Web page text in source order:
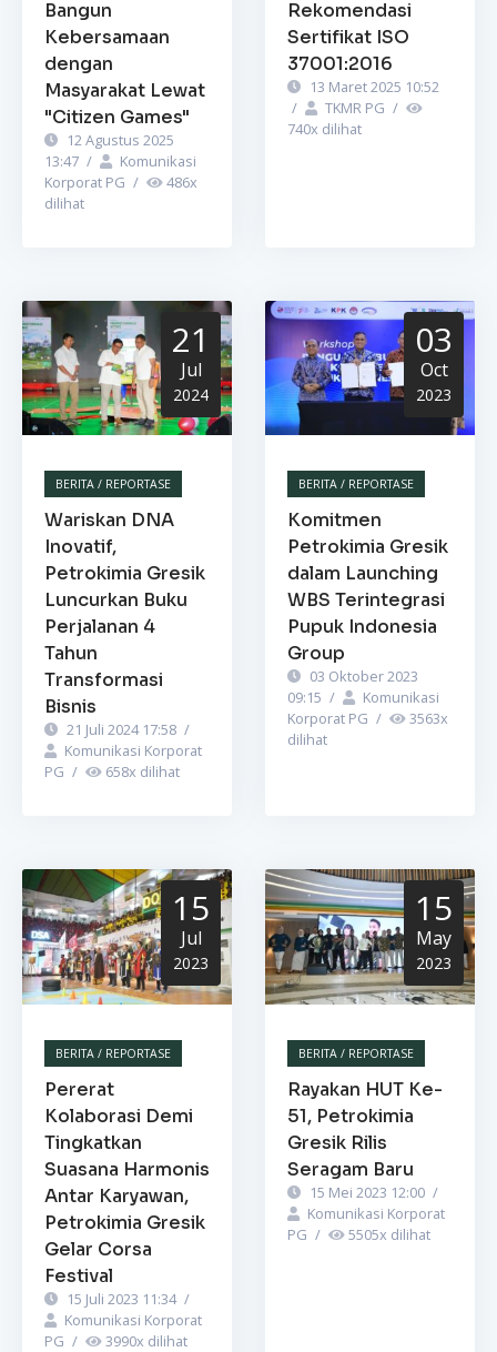
Bangun
Kebersamaan
dengan
Masyarakat Lewat
"Citizen Games"
12 Agustus 2025
13:47 /
Komunikasi
Korporat PG / 486x
dilihat
Rekomendasi
Sertifikat ISO
37001:2016
13 Maret 2025 10:52
/
TKMR PG /
740x dilihat
21
Jul
2024
BERITA / REPORTASE
Wariskan DNA
Inovatif,
Petrokimia Gresik
Luncurkan Buku
Perjalanan 4
Tahun
Transformasi
Bisnis
21 Juli 2024 17:58 /
Komunikasi Korporat
PG / 658x dilihat
03
Oct
2023
BERITA / REPORTASE
Komitmen
Petrokimia Gresik
dalam Launching
WBS Terintegrasi
Pupuk Indonesia
Group
03 Oktober 2023
09:15 /
Komunikasi
Korporat PG / 3563x
dilihat
15
Jul
2023
BERITA / REPORTASE
Pererat
Kolaborasi Demi
Tingkatkan
Suasana Harmonis
Antar Karyawan,
Petrokimia Gresik
Gelar Corsa
Festival
15 Juli 2023 11:34 /
Komunikasi Korporat
PG / 3990x dilihat
15
May
2023
BERITA / REPORTASE
Rayakan HUT Ke-
51, Petrokimia
Gresik Rilis
Seragam Baru
15 Mei 2023 12:00 /
Komunikasi Korporat
PG / 5505x dilihat